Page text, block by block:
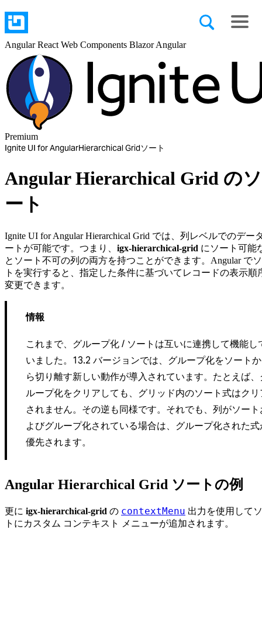
AngularReact Web Components BlazorAngular
Premium
Ignite UI for AngularHierarchical Gridソート
Angular Hierarchical Grid のソ
ート
Ignite UI for Angular Hierarchical Grid では、列レベルでのデー
ートが可能です。つまり、 igx-hierarchical-grid にソート可能
とソート不可の列の両方を持つことができます。Angular で
トを実行すると、指定した条件に基づいてレコードの表示順
変更できます。
情報
これまで、グループ化 / ソートは互いに連携して機能し
いました。13.2 バージョンでは、グループ化をソートか
ら切り離す新しい動作が導入されています。たとえば、
ループ化をクリアしても、グリッド内のソート式はクリ
されません。その逆も同様です。それでも、列がソート
よびグループ化されている場合は、グループ化された式
優先されます。
Angular Hierarchical Grid ソートの例
更に igx-hierarchical-grid の contextMenu 出力を使用して
トにカスタム コンテキスト メニューが追加されます。